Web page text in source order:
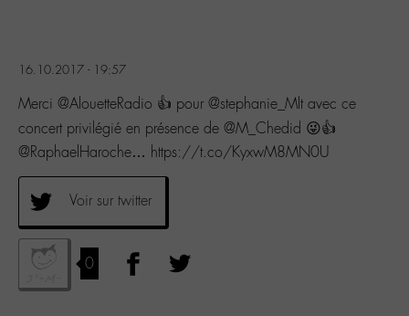
16.10.2017 - 19:57
Merci @AlouetteRadio 👍 pour @stephanie_Mlt avec ce
concert privilégié en présence de @M_Chedid 😜👍
@RaphaelHaroche… https://t.co/KyxwM8MN0U
Voir sur twitter
0